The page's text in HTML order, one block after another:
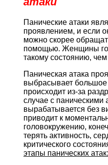
Панические атаки
проявлением, и если
можно скорее
помощью. Женщины
такому состоянию,
Паническая атака
выбрасывает большое
происходит из-за
случае с паническими
вырабатывается без
приводит к
головокружению,
терять активность,
критического
этапы панических атак: